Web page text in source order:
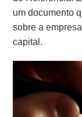
um documento
sobre a
capital.